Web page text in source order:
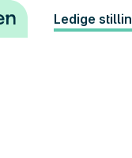
Ledige